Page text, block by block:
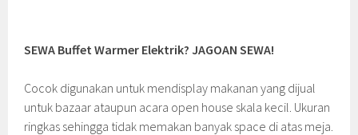
SEWA Buffet Warmer Elektrik? JAGOAN SEWA!
Cocok digunakan untuk mendisplay makanan yang dijual
untuk bazaar ataupun acara open house skala kecil. Ukuran
ringkas sehingga tidak memakan banyak space di atas meja.